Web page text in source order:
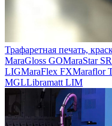
Трафаретная печать,
MaraGloss GOMaraStar SR
LIGMaraFlex FXMaraflor
MGLLibramatt LIM